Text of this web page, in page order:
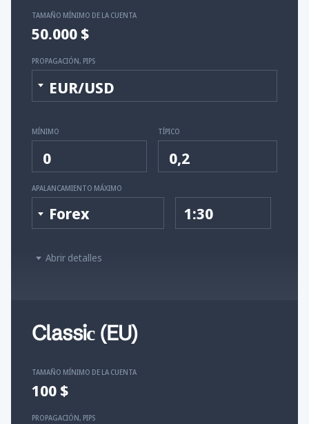
Abrir detalles
TAMAÑO MÍNIMO DE LA CUENTA
50.000 $
PROPAGACIÓN, PIPS
EUR/USD
MÍNIMO
0
TÍPICO
0,2
APALANCAMIENTO MÁXIMO
Forex 1:30
Classiс (EU)
TAMAÑO MÍNIMO DE LA CUENTA
100 $
PROPAGACIÓN, PIPS